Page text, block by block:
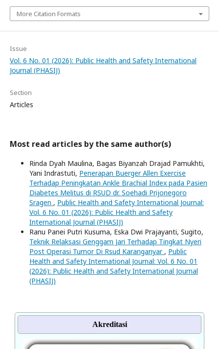
More Citation Formats
Issue
Vol. 6 No. 01 (2026): Public Health and Safety International
Journal (PHASIJ)
Section
Articles
Most read articles by the same author(s)
Rinda Dyah Maulina, Bagas Biyanzah Drajad Pamukhti,
Yani Indrastuti, Penerapan Buerger Allen Exercise
Terhadap Peningkatan Ankle Brachial Index pada Pasien
Diabetes Melitus di RSUD dr. Soehadi Prijonegoro
Sragen , Public Health and Safety International Journal:
Vol. 6 No. 01 (2026): Public Health and Safety
International Journal (PHASIJ)
Ranu Panei Putri Kusuma, Eska Dwi Prajayanti, Sugito,
Teknik Relaksasi Genggam Jari Terhadap Tingkat Nyeri
Post Operasi Tumor Di Rsud Karanganyar , Public
Health and Safety International Journal: Vol. 6 No. 01
(2026): Public Health and Safety International Journal
(PHASIJ)
Akreditasi